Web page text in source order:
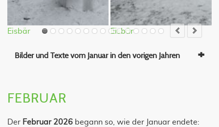
Eisbär Eisbär
Bilder und Texte vom Januar in den vorigen Jahren
FEBRUAR
Der Februar 2026 begann so, wie der Januar endete: